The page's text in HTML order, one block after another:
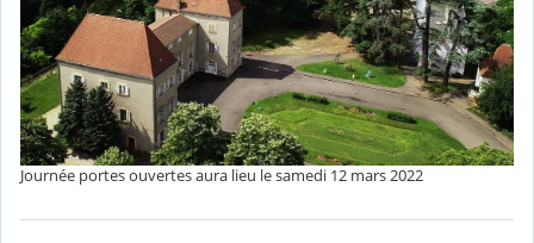
Journée portes ouvertes aura lieu le samedi 12 mars 2022